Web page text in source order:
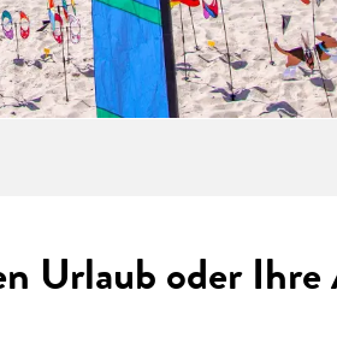
Urlaub oder Ihre